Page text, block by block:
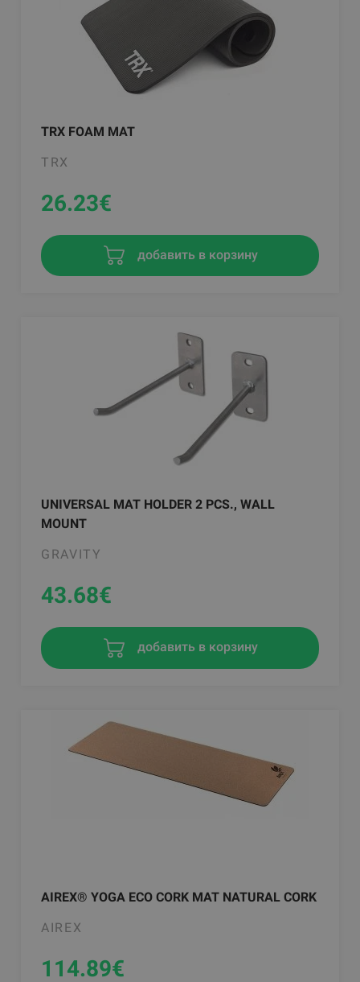
TRX FOAM MAT
TRX
26.23€
добавить в корзину
UNIVERSAL MAT HOLDER 2 PCS., WALL
MOUNT
GRAVITY
43.68€
добавить в корзину
AIREX® YOGA ECO CORK MAT NATURAL CORK
AIREX
114.89€